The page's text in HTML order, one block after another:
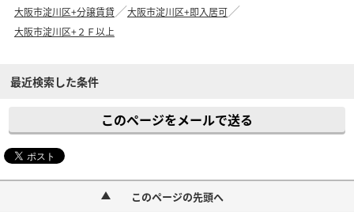
大阪市淀川区+分譲賃貸
大阪市淀川区+即入居可
大阪市淀川区+２Ｆ以上
最近検索した条件
このページをメールで送る
このページの先頭へ